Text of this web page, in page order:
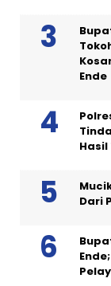
Ende
Hasil
Dari